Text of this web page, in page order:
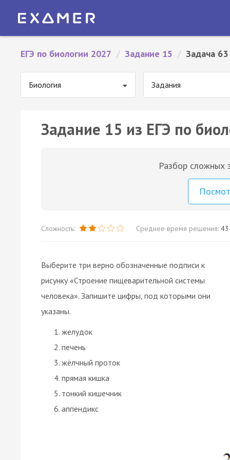
ЕГЭ по биологии 2027 / Задание 15 / Задача 63
Биология Задания
Задание 15 из ЕГЭ по
Разбор сложных
Сложность: Среднее время решения: 43
Выберите три верно обозначенные подписи к
рисунку «Строение пищеварительной системы
человека». Запишите цифры, под которыми они
указаны.
желудок
печень
жёлчный проток
прямая кишка
тонкий кишечник
аппендикс